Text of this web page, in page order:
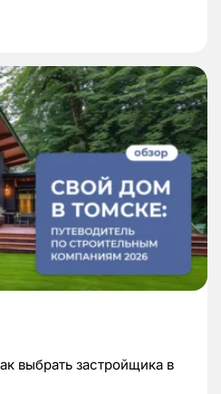
выбрать застройщика в